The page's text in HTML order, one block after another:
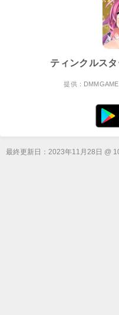
ティンクルスタ
提供：
最終更新日： 2023年11月28日 @